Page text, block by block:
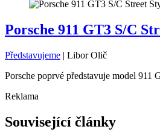
Porsche 911 GT3 S/C
Představujeme | Libor Olič
Porsche poprvé představuje model 911
Reklama
Související články